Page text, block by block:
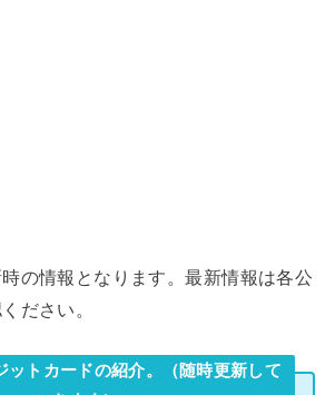
の情報となります。最新情報は各公
ださい。
ットカードの紹介。（随時更新して